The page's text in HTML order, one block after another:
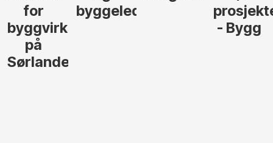
for
byggvirksomhet
på
Sørlandet
byggeleder
- Bygg